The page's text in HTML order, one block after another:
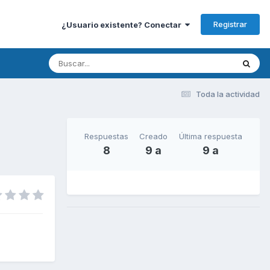
¿Usuario existente? Conectar Registrar
Toda la actividad
Respuestas
8
Creado
9 a
Última respuesta
9 a